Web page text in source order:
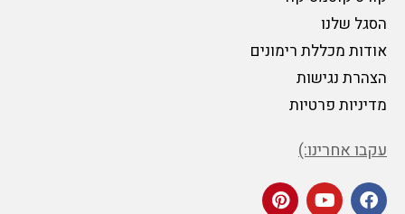
הסגל שלנו
אודות מכללת רימונים
הצהרת נגישות
מדיניות פרטיות
עקבו אחרינו:)